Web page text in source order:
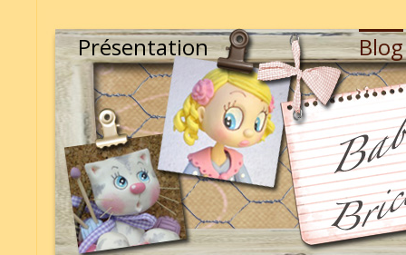
Présentation Blog